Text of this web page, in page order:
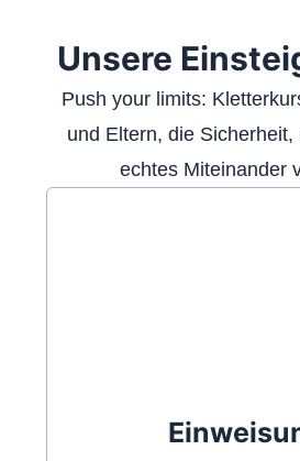
Unsere
Push your limits:
und Eltern, die Sicherheit,
echtes Miteinander